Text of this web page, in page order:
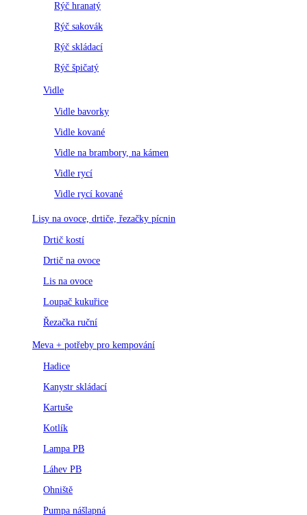
Rýč hranatý
Rýč sakovák
Rýč skládací
Rýč špičatý
Vidle
Vidle bavorky
Vidle kované
Vidle na brambory, na kámen
Vidle rycí
Vidle rycí kované
Lisy na ovoce, drtiče, řezačky pícnin
Drtič kostí
Drtič na ovoce
Lis na ovoce
Loupač kukuřice
Řezačka ruční
Meva + potřeby pro kempování
Hadice
Kanystr skládací
Kartuše
Kotlík
Lampa PB
Láhev PB
Ohniště
Pumpa nášlapná